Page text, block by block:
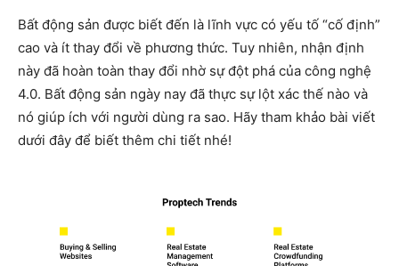
Bất động sản được biết đến là lĩnh vực có yếu tố “cố định”
cao và ít thay đổi về phương thức. Tuy nhiên, nhận định
này đã hoàn toàn thay đổi nhờ sự đột phá của công nghệ
4.0. Bất động sản ngày nay đã thực sự lột xác thế nào và
nó giúp ích với người dùng ra sao. Hãy tham khảo bài viết
dưới đây để biết thêm chi tiết nhé!